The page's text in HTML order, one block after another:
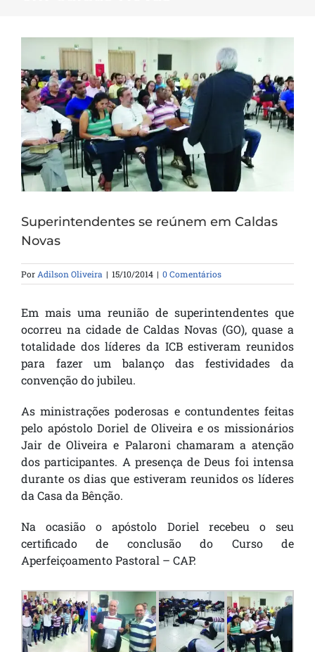
Superintendentes se reúnem em Caldas
Novas
Por Adilson Oliveira | 15/10/2014 | 0 Comentários
Em mais uma reunião de superintendentes que
ocorreu na cidade de Caldas Novas (GO), quase a
totalidade dos líderes da ICB estiveram reunidos
para fazer um balanço das festividades da
convenção do jubileu.
As ministrações poderosas e contundentes feitas
pelo apóstolo Doriel de Oliveira e os missionários
Jair de Oliveira e Palaroni chamaram a atenção
dos participantes. A presença de Deus foi intensa
durante os dias que estiveram reunidos os líderes
da Casa da Bênção.
Na ocasião o apóstolo Doriel recebeu o seu
certificado de conclusão do Curso de
Aperfeiçoamento Pastoral – CAP.